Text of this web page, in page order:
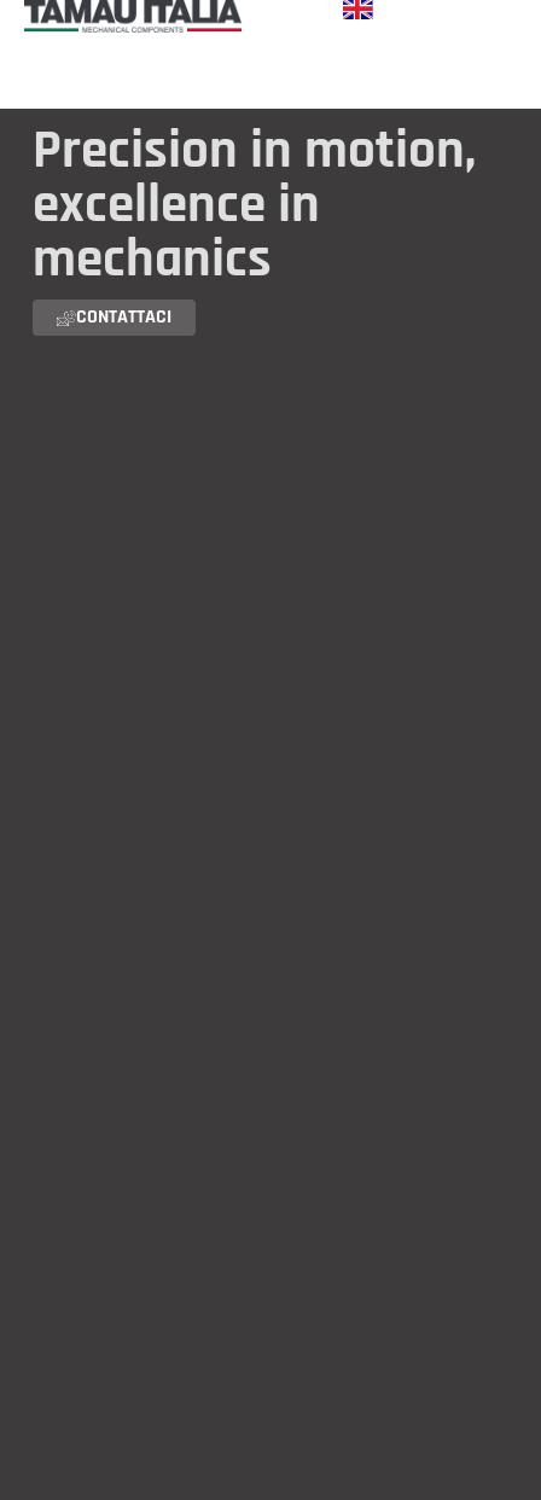
Precision in motion,
excellence in
mechanics
CONTATTACI